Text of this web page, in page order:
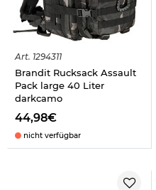
Art. 1294311
Brandit Rucksack Assault
Pack large 40 Liter
darkcamo
44,98€
nicht verfügbar